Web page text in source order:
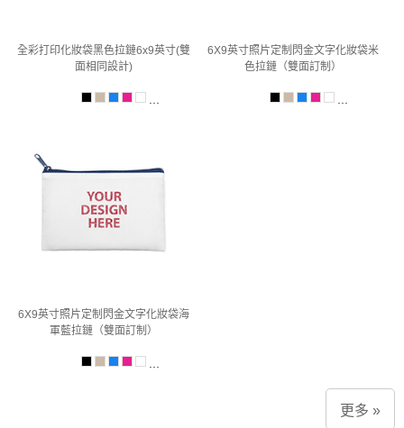
全彩打印化妝袋黑色拉鏈6x9英寸(雙
面相同設計)
6X9英寸照片定制閃金文字化妝袋米
色拉鏈（雙面訂制）
6X9英寸照片定制閃金文字化妝袋海
軍藍拉鏈（雙面訂制）
更多 »